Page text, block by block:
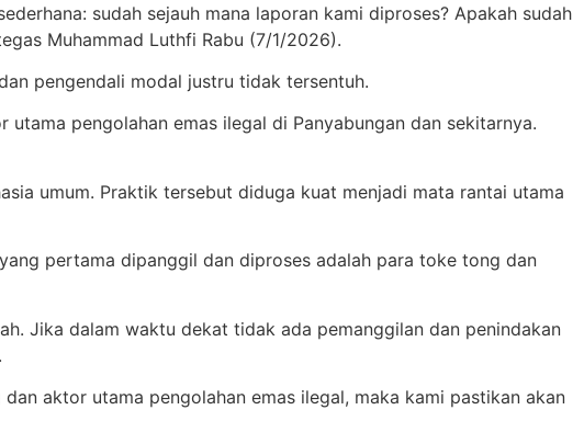
sudah sejauh mana laporan kami diproses? Apakah sudah
Muhammad Luthfi Rabu (7/1/2026).
pengendali modal justru tidak tersentuh.
pengolahan emas ilegal di Panyabungan dan sekitarnya.
umum. Praktik tersebut diduga kuat menjadi mata rantai utama
pertama dipanggil dan diproses adalah para toke tong dan
Jika dalam waktu dekat tidak ada pemanggilan dan penindakan
aktor utama pengolahan emas ilegal, maka kami pastikan akan